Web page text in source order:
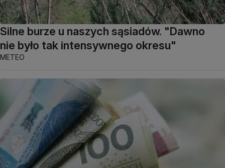
Silne burze u naszych sąsiadów. "Dawno
nie było tak intensywnego okresu"
METEO